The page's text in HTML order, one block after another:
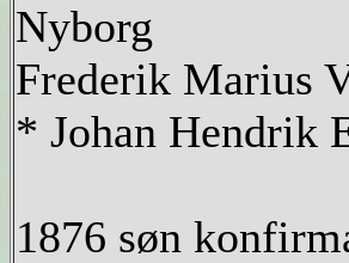
Nyborg
Frederik Marius
* Johan Hendrik
1876 søn